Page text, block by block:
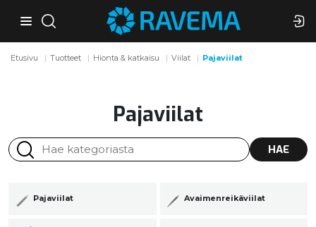
Etusivu Tuotteet Hionta & katkaisu Viilat Pajaviilat
Pajaviilat
HAE
Pajaviilat Avaimenreikäviilat